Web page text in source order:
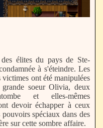
élites du pays de Ste-
à s'éteindre. Les
victimes ont été manipulées
soeur Olivia, deux
et elles-mêmes
devoir échapper à ceux
spéciaux dans des
sur cette sombre affaire.